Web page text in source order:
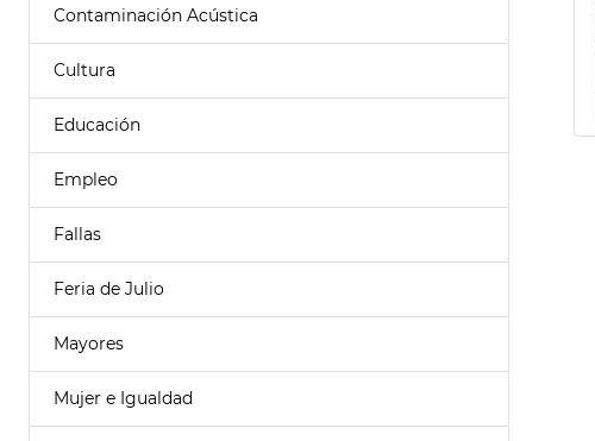
Contaminación Acústica
Cultura
Educación
Empleo
Fallas
Feria de Julio
Mayores
Mujer e Igualdad